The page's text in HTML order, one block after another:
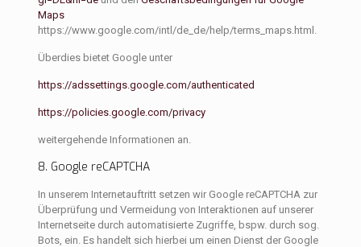
Maps
https://www.google.com/intl/de_de/help/terms_maps.html.
Überdies bietet Google unter
https://adssettings.google.com/authenticated
https://policies.google.com/privacy
weitergehende Informationen an.
8. Google reCAPTCHA
In unserem Internetauftritt setzen wir Google reCAPTCHA zur
Überprüfung und Vermeidung von Interaktionen auf unserer
Internetseite durch automatisierte Zugriffe, bspw. durch sog.
Bots, ein. Es handelt sich hierbei um einen Dienst der Google